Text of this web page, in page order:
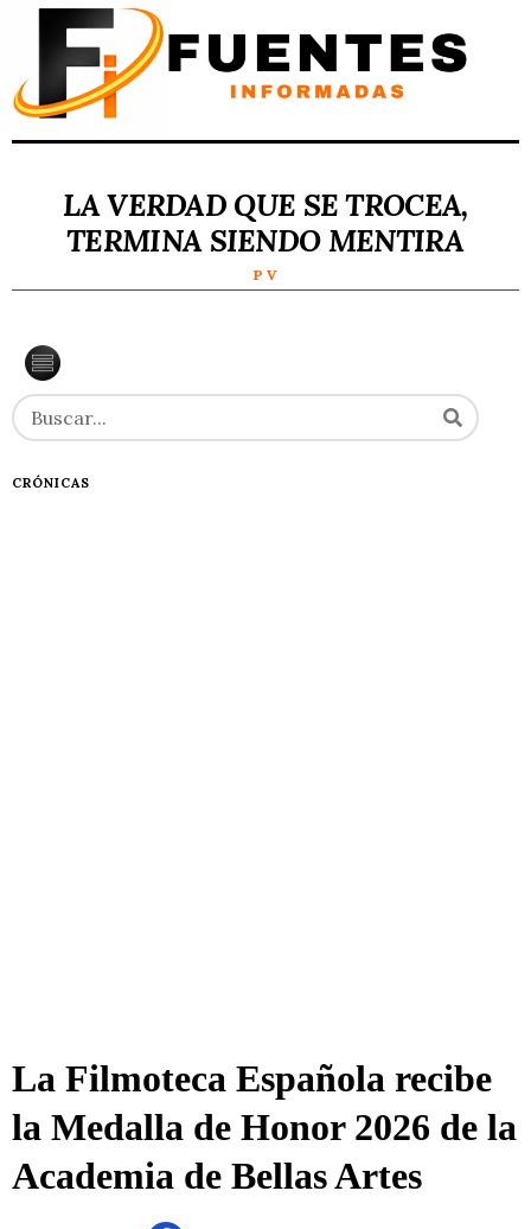
LA VERDAD QUE SE TROCEA,
TERMINA SIENDO MENTIRA
P V
CRÓNICAS
La Filmoteca Española recibe
la Medalla de Honor 2026 de la
Academia de Bellas Artes